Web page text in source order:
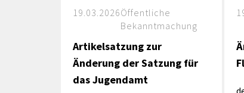
19.03.2026Öffentliche
Bekanntmachung
Artikelsatzung zur
Änderung der Satzung für
das Jugendamt